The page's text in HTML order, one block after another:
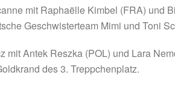
mit Raphaëlle Kimbel (FRA) und
Geschwisterteam Mimi und Toni
Antek Reszka (POL) und Lara
des 3. Treppchenplatz.